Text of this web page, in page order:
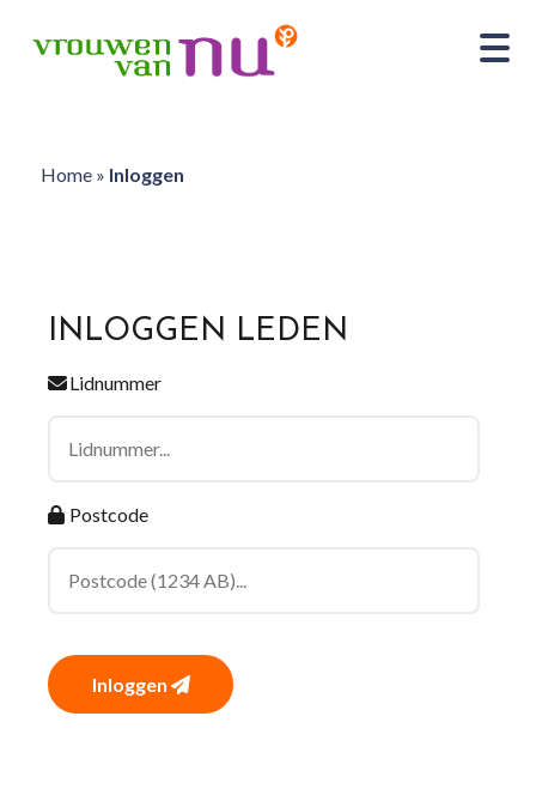
Home» Inloggen
INLOGGEN LEDEN
Lidnummer
Postcode
Inloggen